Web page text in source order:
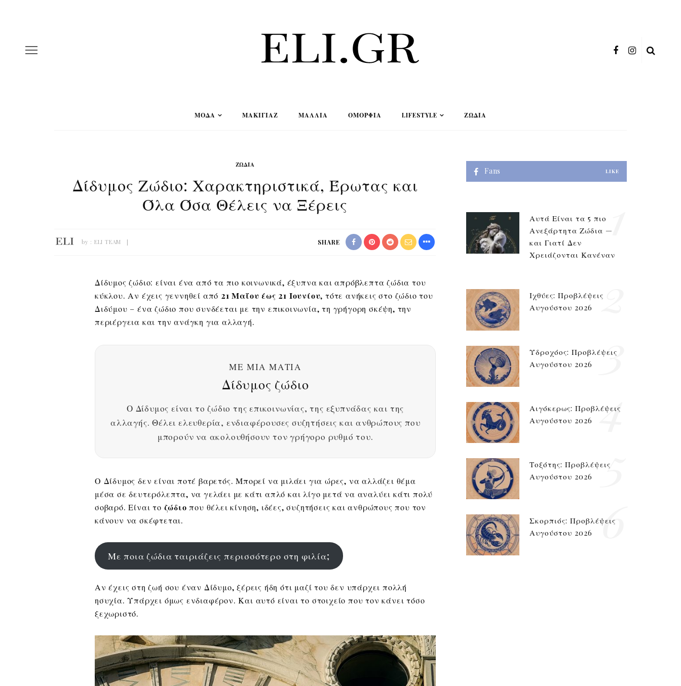
ΜΟΔΑ ΜΑΚΙΓΙΆΖ ΜΑΛΛΙΆ ΟΜΟΡΦΙΆ LIFESTYLE ΖΏΔΙΑ
ΖΏΔΙΑ
Δίδυμος Ζώδιο: Χαρακτηριστικά, Έρωτας και
Όλα Όσα Θέλεις να Ξέρεις
by : ELI TEAM SHARE
Δίδυμος ζώδιο: είναι ένα από τα πιο κοινωνικά, έξυπνα και απρόβλεπτα ζώδια του
κύκλου. Αν έχεις γεννηθεί από 21 Μαΐου έως 21 Ιουνίου, τότε ανήκεις στο ζώδιο του
Διδύμου – ένα ζώδιο που συνδέεται με την επικοινωνία, τη γρήγορη σκέψη, την
περιέργεια και την ανάγκη για αλλαγή.
ΜΕ ΜΙΑ ΜΑΤΙΆ
Δίδυμος ζώδιο
Ο Δίδυμος είναι το ζώδιο της επικοινωνίας, της εξυπνάδας και της
αλλαγής. Θέλει ελευθερία, ενδιαφέρουσες συζητήσεις και ανθρώπους που
μπορούν να ακολουθήσουν τον γρήγορο ρυθμό του.
Ο Δίδυμος δεν είναι ποτέ βαρετός. Μπορεί να μιλάει για ώρες, να αλλάζει θέμα
μέσα σε δευτερόλεπτα, να γελάει με κάτι απλό και λίγο μετά να αναλύει κάτι πολύ
σοβαρό. Είναι το ζώδιοπου θέλει κίνηση, ιδέες, συζητήσεις και ανθρώπους που τον
κάνουν να σκέφτεται.
Με ποια ζώδια ταιριάζεις περισσότερο στη φιλία;
Αν έχεις στη ζωή σου έναν Δίδυμο, ξέρεις ήδη ότι μαζί του δεν υπάρχει πολλή
ησυχία. Υπάρχει όμως ενδιαφέρον. Και αυτό είναι το στοιχείο που τον κάνει τόσο
ξεχωριστό.
Fans LIKE
Αυτά Είναι τα 5 πιο
Ανεξάρτητα Ζώδια —
και Γιατί Δεν
Χρειάζονται Κανέναν
1
Ιχθύες: Προβλέψεις
Αυγούστου 2026
2
Υδροχόος: Προβλέψεις
Αυγούστου 2026
3
Αιγόκερως: Προβλέψεις
Αυγούστου 2026
4
Τοξότης: Προβλέψεις
Αυγούστου 2026
5
Σκορπιός: Προβλέψεις
Αυγούστου 2026
6